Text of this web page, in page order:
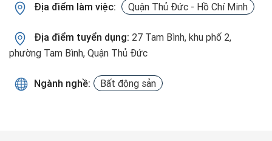
Địa điểm làm việc: Quận Thủ Đức - Hồ Chí Minh
Địa điểm tuyển dụng: 27 Tam Bình, khu phố 2,
phường Tam Bình, Quận Thủ Đức
Ngành nghề: Bất động sản